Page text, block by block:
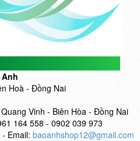
Hoà - Đồng Nai
Vinh - Biên Hòa - Đồng Nai
164 558 - 0902 039 973
- Email: baoanhshop12@gmail.com